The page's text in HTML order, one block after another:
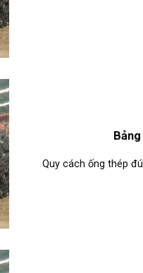
Quy cách ống thép